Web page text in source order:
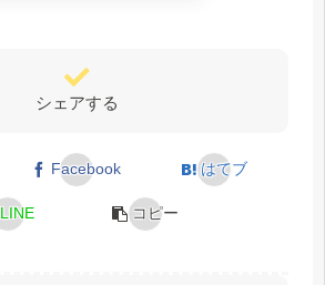
シェアする
Facebook はてブ
LINE コピー